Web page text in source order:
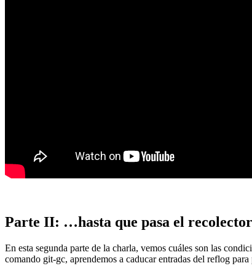
Parte II: …hasta que pasa el
En esta segunda parte de la charla, vemos cuáles son las
comando git-gc, aprendemos a caducar entradas del reflog